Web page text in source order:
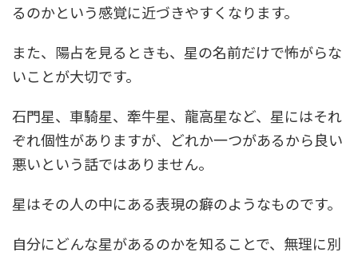
るのかという感覚に近づきやすくなります。
また、陽占を見るときも、星の名前だけで怖がらな
いことが大切です。
石門星、車騎星、牽牛星、龍高星など、星にはそれ
ぞれ個性がありますが、どれか一つがあるから良い
悪いという話ではありません。
星はその人の中にある表現の癖のようなものです。
自分にどんな星があるのかを知ることで、無理に別